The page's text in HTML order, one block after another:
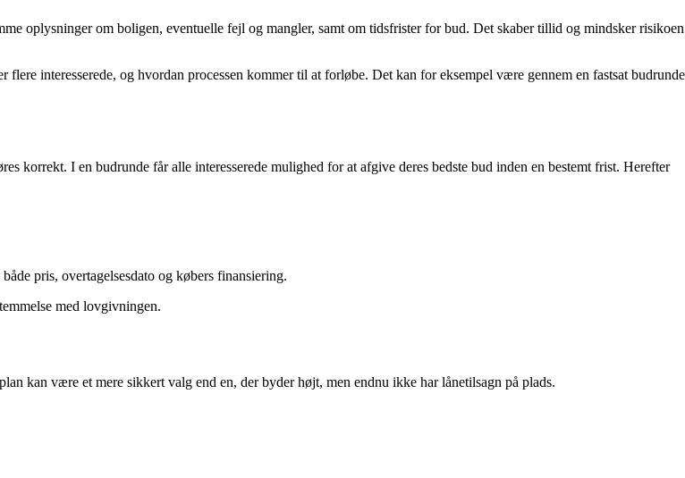
oplysninger om boligen, eventuelle fejl og mangler, samt om tidsfrister for bud. Det skaber tillid og mindsker risikoen
interesserede, og hvordan processen kommer til at forløbe. Det kan for eksempel være gennem en fastsat budrunde
korrekt. I en budrunde får alle interesserede mulighed for at afgive deres bedste bud inden en bestemt frist. Herefter
pris, overtagelsesdato og købers finansiering.
med lovgivningen.
kan være et mere sikkert valg end en, der byder højt, men endnu ikke har lånetilsagn på plads.